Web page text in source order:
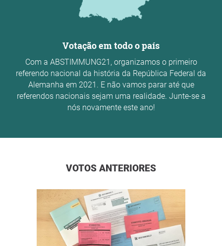
Votação em todo o país
Com a ABSTIMMUNG21, organizamos o primeiro
referendo nacional da história da República Federal da
Alemanha em 2021. E não vamos parar até que
referendos nacionais sejam uma realidade. Junte-se a
nós novamente este ano!
VOTOS ANTERIORES